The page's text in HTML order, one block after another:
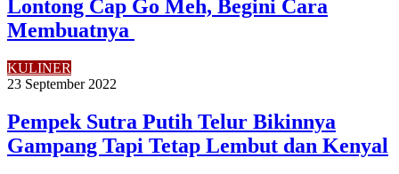
Lontong Cap Go Meh, Begini Cara
Membuatnya
KULINER
23 September 2022
Pempek Sutra Putih Telur Bikinnya
Gampang Tapi Tetap Lembut dan Kenyal